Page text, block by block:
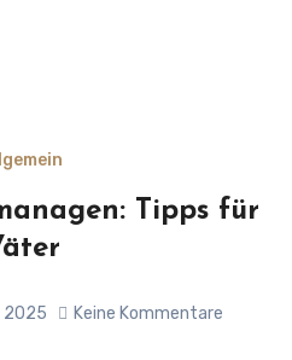
Tipps für
2025 Keine Kommentare